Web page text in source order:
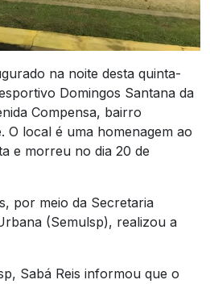
na noite desta quinta-
Domingos Santana da
Compensa, bairro
O local é uma homenagem ao
e morreu no dia 20 de
por meio da Secretaria
(Semulsp), realizou a
Sabá Reis informou que o